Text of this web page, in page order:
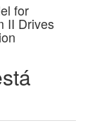
for
II Drives